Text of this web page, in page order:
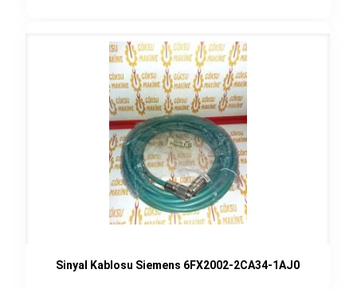
Sinyal Kablosu Siemens 6FX2002-2CA34-1AJ0